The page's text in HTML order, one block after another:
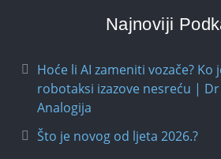
Najnoviji
Hoće li AI zameniti vozače? Ko
robotaksi izazove nesreću |
Analogija
Što je novog od ljeta 2026.?